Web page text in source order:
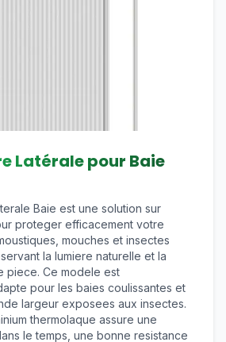
Latérale pour Baie
Baie est une solution sur
proteger efficacement votre
mouches et insectes
la lumiere naturelle et la
piece. Ce modele est
pour les baies coulissantes et
largeur exposees aux insectes.
thermolaque assure une
le temps, une bonne resistance